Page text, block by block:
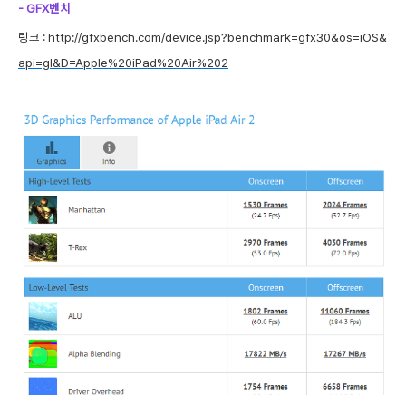
- GFX벤치
링크 :http://gfxbench.com/device.jsp?benchmark=gfx30&os=iOS&
api=gl&D=Apple%20iPad%20Air%202